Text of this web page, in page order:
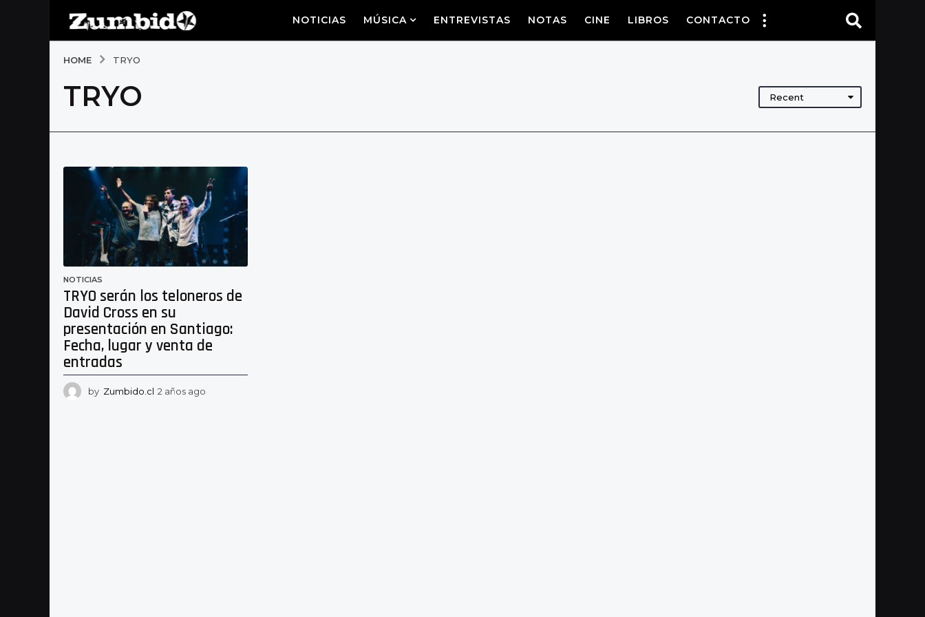
NOTICIAS MÚSICA ENTREVISTAS NOTAS CINE LIBROS CONTACTO
HOME TRYO
TRYO Recent
NOTICIAS
TRYO serán los teloneros de
David Cross en su
presentación en Santiago:
Fecha, lugar y venta de
entradas
by Zumbido.cl 2 años ago